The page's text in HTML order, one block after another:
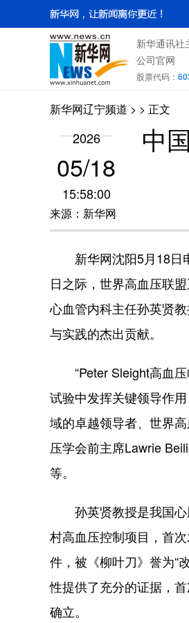
新华通讯社
公司官网
股票代码：
新华网辽宁频道 > > 正文
2026
05/18
15:58:00
来源：新华网
中
新华网沈阳5月18日电
日之际，世界高血压联
心血管内科主任孙英贤
与实践的杰出贡献。
“Peter Sleight高血压
试验中发挥关键领导作
域的卓越领导者、世界
压学会前主席Lawrie
等。
孙英贤教授是我国心
村高血压控制项目，首
件，被《柳叶刀》誉为“
性提供了充分的证据，
确立。